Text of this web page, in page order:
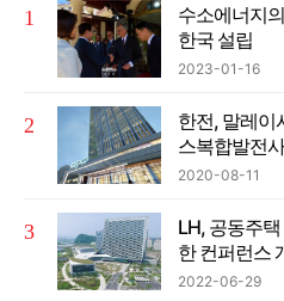
수소에너지
한국 설립
2023-01-16
한전, 말레이
스복합발전
2020-08-11
LH, 공동주
한 컨퍼런스
2022-06-29